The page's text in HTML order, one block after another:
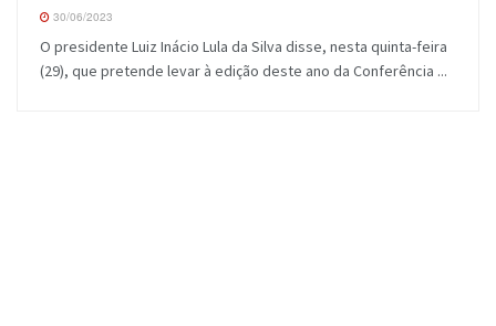
30/06/2023
O presidente Luiz Inácio Lula da Silva disse, nesta quinta-feira
(29), que pretende levar à edição deste ano da Conferência ...